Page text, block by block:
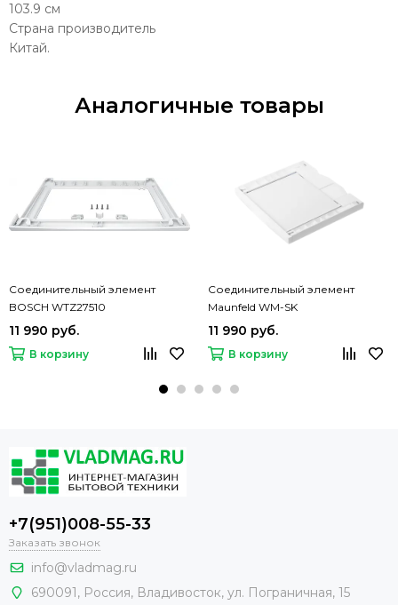
103.9 см
Страна производитель
Китай.
Аналогичные товары
Соединительный элемент
BOSCH WTZ27510
11 990 руб.
В корзину
Соединительный элемент
Maunfeld WM-SK
11 990 руб.
В корзину
+7(951)008-55-33
Заказать звонок
info@vladmag.ru
690091, Россия, Владивосток, ул. Пограничная, 15